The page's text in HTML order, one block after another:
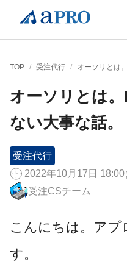
TOP / 受注代行 / オーソリとは
オーソリとは
ない大事な話。
受注代行
2022年10月17日 18:00
受注CSチーム
こんにちは。アプ
す。